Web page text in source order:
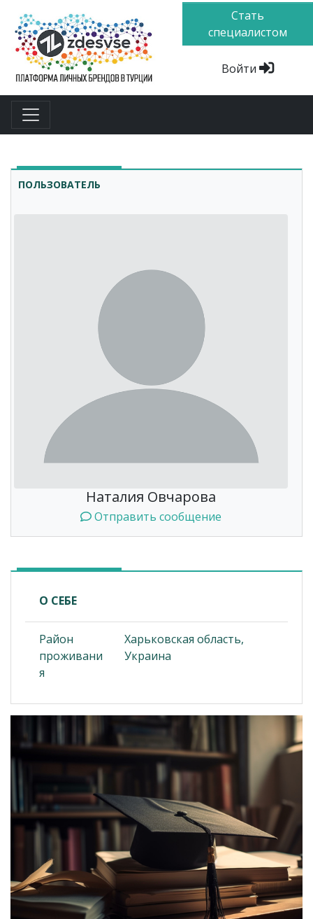
Стать
специалистом
Войти
ПОЛЬЗОВАТЕЛЬ
Наталия Овчарова
Отправить сообщение
О СЕБЕ
Район
проживани
я
Харьковская область,
Украина